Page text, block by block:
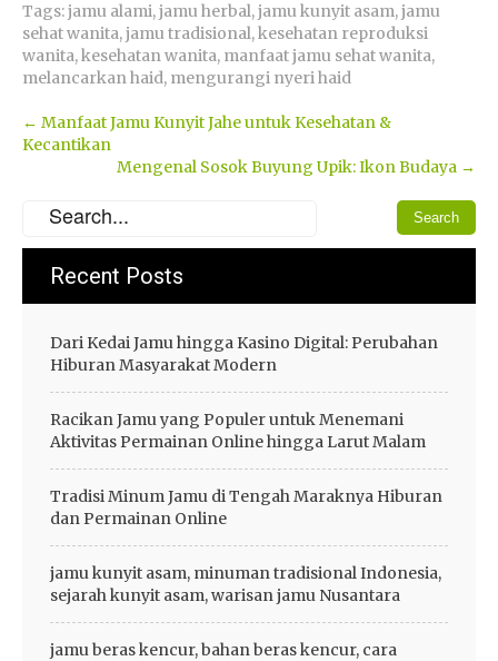
Tags:jamu alami,jamu herbal,jamu kunyit asam,jamu
sehat wanita,jamu tradisional,kesehatan reproduksi
wanita,kesehatan wanita, manfaat jamu sehat wanita,
melancarkan haid, mengurangi nyeri haid
Post
navigation
← Manfaat Jamu Kunyit Jahe untuk Kesehatan &
Kecantikan
Mengenal Sosok Buyung Upik: Ikon Budaya →
Recent Posts
Dari Kedai Jamu hingga Kasino Digital: Perubahan
Hiburan Masyarakat Modern
Racikan Jamu yang Populer untuk Menemani
Aktivitas Permainan Online hingga Larut Malam
Tradisi Minum Jamu di Tengah Maraknya Hiburan
dan Permainan Online
jamu kunyit asam, minuman tradisional Indonesia,
sejarah kunyit asam, warisan jamu Nusantara
jamu beras kencur, bahan beras kencur, cara